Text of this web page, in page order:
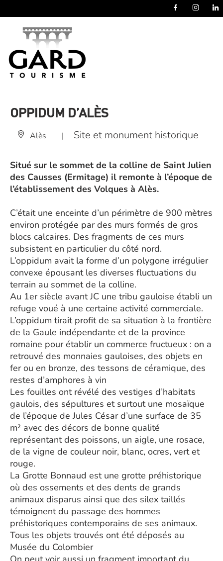
OPPIDUM D’ALÈS
Alès | Site et monument historique
Situé sur le sommet de la colline de Saint Julien
des Causses (Ermitage) il remonte à l’époque de
l’établissement des Volques à Alès.
C’était une enceinte d’un périmètre de 900 mètres
environ protégée par des murs formés de gros
blocs calcaires. Des fragments de ces murs
subsistent en particulier du côté nord.
L’oppidum avait la forme d’un polygone irrégulier
convexe épousant les diverses fluctuations du
terrain au sommet de la colline.
Au 1er siècle avant JC une tribu gauloise établi un
refuge voué à une certaine activité commerciale.
L’oppidum tirait profit de sa situation à la frontière
de la Gaule indépendante et de la province
romaine pour établir un commerce fructueux : on a
retrouvé des monnaies gauloises, des objets en
fer ou en bronze, des tessons de céramique, des
restes d’amphores à vin
Les fouilles ont révélé des vestiges d’habitats
gaulois, des sépultures et surtout une mosaïque
de l’époque de Jules César d’une surface de 35
m² avec des décors de bonne qualité
représentant des poissons, un aigle, une rosace,
de la vigne de couleur noir, blanc, ocres, vert et
rouge.
La Grotte Bonnaud est une grotte préhistorique
où des ossements et des dents de grands
animaux disparus ainsi que des silex taillés
témoignent du passage des hommes
préhistoriques contemporains de ses animaux.
Tous les objets trouvés ont été déposés au
Musée du Colombier